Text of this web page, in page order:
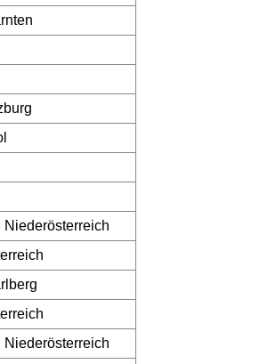
Niederösterreich
Niederösterreich